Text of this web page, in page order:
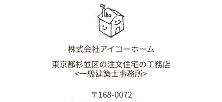
株式会社アイコーホーム
東京都杉並区の注文住宅の工務店
<一級建築士事務所>
〒168-0072